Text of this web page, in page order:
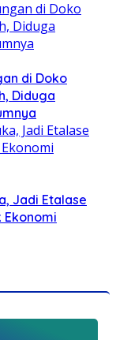
di Doko
Diduga
Jadi Etalase
Ekonomi